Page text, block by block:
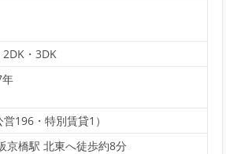
2DK・3DK
196・特別賃貸1）
京橋駅 北東へ徒歩約8分